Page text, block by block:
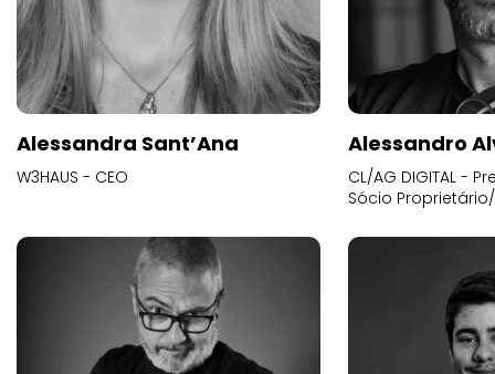
Alessandra Sant’Ana
W3HAUS - CEO
Alessandro
CL/AG DIGITAL -
Sócio